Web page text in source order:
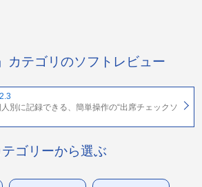
カテゴリのソフトレビュー
別に記録できる、簡単操作の“出席チェックソ
テゴリーから選ぶ